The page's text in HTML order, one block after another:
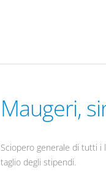
Maugeri,
Sciopero generale di tutti i
taglio degli stipendi.